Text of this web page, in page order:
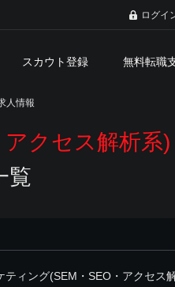
ログイ
スカウト登録 無料転職
人情報
クセス解析系
覧
ティング(SEM・SEO・アクセス